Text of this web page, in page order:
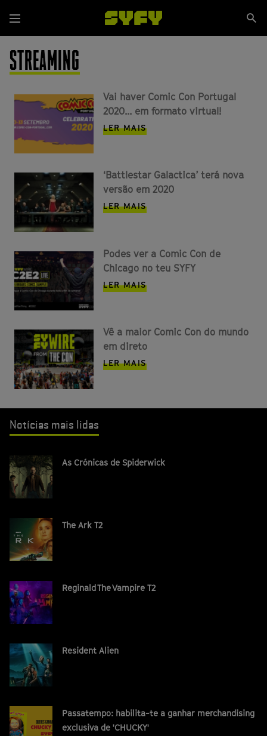
para
o
conteúdo
principal
Menu
STREAMING
Vai haver Comic Con Portugal
2020... em formato virtual!
LER MAIS
‘Battlestar Galactica’ terá nova
versão em 2020
LER MAIS
Podes ver a Comic Con de
Chicago no teu SYFY
LER MAIS
Vê a maior Comic Con do mundo
em direto
LER MAIS
Notícias mais lidas
As Crónicas de Spiderwick
The Ark T2
Reginald The Vampire T2
Resident Alien
Passatempo: habilita-te a ganhar merchandising
exclusiva de 'CHUCKY'